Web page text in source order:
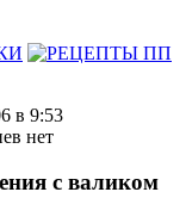
в 9:53
нет
с валиком